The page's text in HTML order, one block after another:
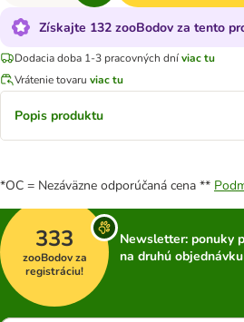
Získajte 132 zooBodov za tento
Dodacia doba 1-3 pracovných dníviac tu
Vrátenie tovaru viac tu
Popis produktu
*OC = Nezáväzne odporúčaná cena **
333
zooBodov za
registráciu!
Newsletter: ponuky
na druhú